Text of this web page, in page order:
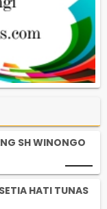
SH WINONGO
HATI TUNAS